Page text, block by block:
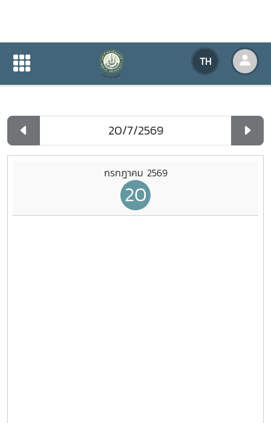
TH
ปฏิทินกิจกรรมของหน่วยงาน
ปฏิทินกิจกรรมของหน่วยงาน
กรกฎาคม 2569
20